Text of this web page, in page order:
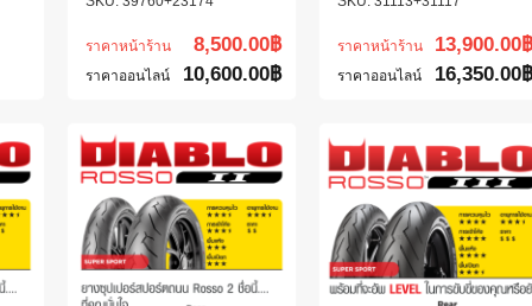
ราคาหน้าร้าน 8,500.00฿
ราคาออนไลน์ 10,600.00฿
ราคาหน้าร้าน 13,900.00฿
ราคาออนไลน์ 16,350.00฿